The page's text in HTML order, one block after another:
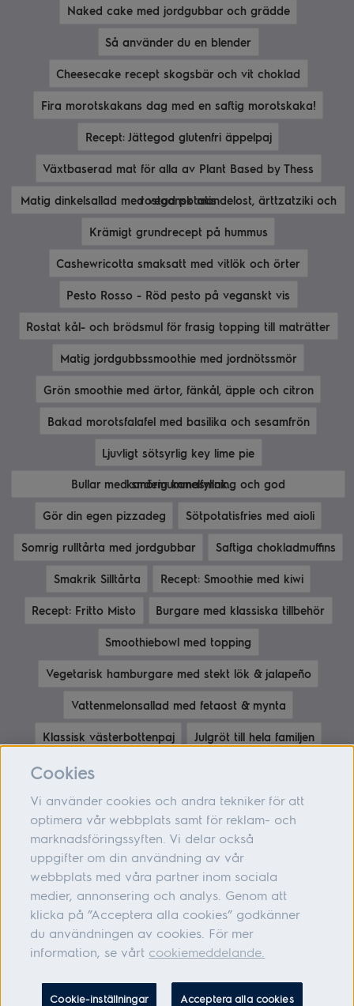
Naked cake med jordgubbar och grädde
Så använder du en blender
Cheesecake recept skogsbär och vit choklad
Fira morotskakans dag med en saftig morotskaka!
Recept: Jättegod glutenfri äppelpaj
Växtbaserad mat för alla av Plant Based by Thess
Matig dinkelsallad med vegansk mandelost, ärttzatziki och rostad potatis
Krämigt grundrecept på hummus
Cashewricotta smaksatt med vitlök och örter
Pesto Rosso - Röd pesto på veganskt vis
Rostat kål- och brödsmul för frasig topping till maträtter
Matig jordgubbssmoothie med jordnötssmör
Grön smoothie med ärtor, fänkål, äpple och citron
Bakad morotsfalafel med basilika och sesamfrön
Ljuvligt sötsyrlig key lime pie
Bullar med smörig kanelfyllning och god kardemummasmak.
Gör din egen pizzadeg Sötpotatisfries med aioli
Somrig rulltårta med jordgubbar Saftiga chokladmuffins
Smakrik Silltårta Recept: Smoothie med kiwi
Recept: Fritto Misto Burgare med klassiska tillbehör
Smoothiebowl med topping
Vegetarisk hamburgare med stekt lök & jalapeño
Vattenmelonsallad med fetaost & mynta
Klassisk västerbottenpaj Julgröt till hela familjen
Om oss
Hjälp
Följ oss
Cookies
Vi använder cookies och andra tekniker för att
optimera vår webbplats samt för reklam- och
marknadsföringssyften. Vi delar också
uppgifter om din användning av vår
webbplats med våra partner inom sociala
medier, annonsering och analys. Genom att
klicka på ”Acceptera alla cookies” godkänner
du användningen av cookies. För mer
information, se vårt cookiemeddelande.
Cookie-inställningar Acceptera alla cookies